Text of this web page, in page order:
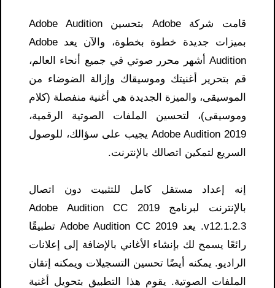
قامت شركة Adobe بتحسين Adobe Audition
بميزات جديدة خطوة بخطوة، والآن يعد Adobe
Audition أشهر محرر صوتي في جميع أنحاء العالم،
قم بتحرير أغنيتك وموسيقاك وإزالة الضوضاء من
الموسيقى، والميزة الجديدة هي أغنية منفصلة (كلام
وموسيقى)، لتحسين الملفات الصوتية الرقمية،
Adobe Audition 2019 يجيب على سؤالك، للوصول
السريع لتمكين اتصالك بالإنترنت.
إنه إعداد مستقل كامل للتثبيت دون اتصال
بالإنترنت لبرنامج Adobe Audition CC 2019
v12.1.2.3. يعد Adobe Audition CC 2019 تطبيقًا
رائعًا يسمح لك بإنشاء الأغاني بالإضافة إلى إعلانات
الراديو. يمكنه أيضًا تحسين التسجيلات ويمكنه إتقان
الملفات الصوتية. يقوم هذا التطبيق بتحويل أغنية